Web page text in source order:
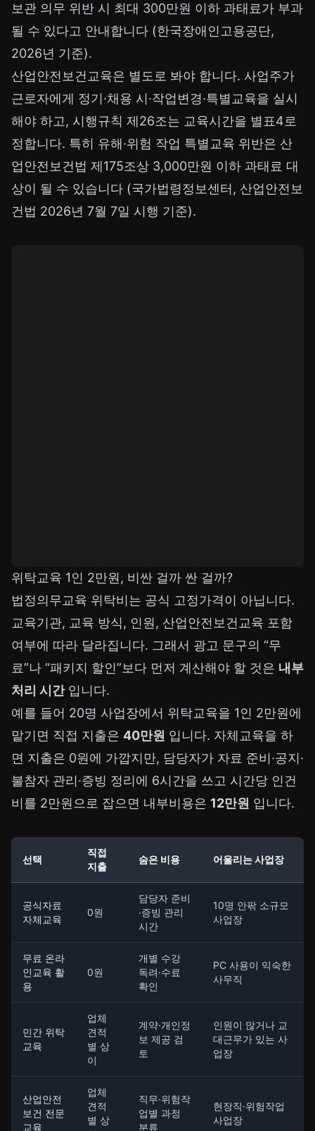
보관 의무 위반 시 최대 300만원 이하 과태료가 부과
될 수 있다고 안내합니다 (한국장애인고용공단,
2026년 기준).
산업안전보건교육은 별도로 봐야 합니다. 사업주가
근로자에게 정기·채용 시·작업변경·특별교육을 실시
해야 하고, 시행규칙 제26조는 교육시간을 별표4로
정합니다. 특히 유해·위험 작업 특별교육 위반은 산
업안전보건법 제175조상 3,000만원 이하 과태료 대
상이 될 수 있습니다 (국가법령정보센터, 산업안전보
건법 2026년 7월 7일 시행 기준).
위탁교육 1인 2만원, 비싼 걸까 싼 걸까?
법정의무교육 위탁비는 공식 고정가격이 아닙니다.
교육기관, 교육 방식, 인원, 산업안전보건교육 포함
여부에 따라 달라집니다. 그래서 광고 문구의 “무
료”나 “패키지 할인”보다 먼저 계산해야 할 것은 내부
처리 시간입니다.
예를 들어 20명 사업장에서 위탁교육을 1인 2만원에
맡기면 직접 지출은 40만원 입니다. 자체교육을 하
면 지출은 0원에 가깝지만, 담당자가 자료 준비·공지·
불참자 관리·증빙 정리에 6시간을 쓰고 시간당 인건
비를 2만원으로 잡으면 내부비용은 12만원 입니다.
선택
직접
지출
숨은 비용 어울리는 사업장
공식자료
자체교육
0원
담당자 준비
·증빙 관리
시간
10명 안팎 소규모
사업장
무료 온라
인교육 활
용
0원
개별 수강
독려·수료
확인
PC 사용이 익숙한
사무직
민간 위탁
교육
업체
견적
별 상
이
계약·개인정
보 제공 검
토
인원이 많거나 교
대근무가 있는 사
업장
산업안전
보건 전문
교육
업체
견적
별 상
직무·위험작
업별 과정
분류
현장직·위험작업
사업장